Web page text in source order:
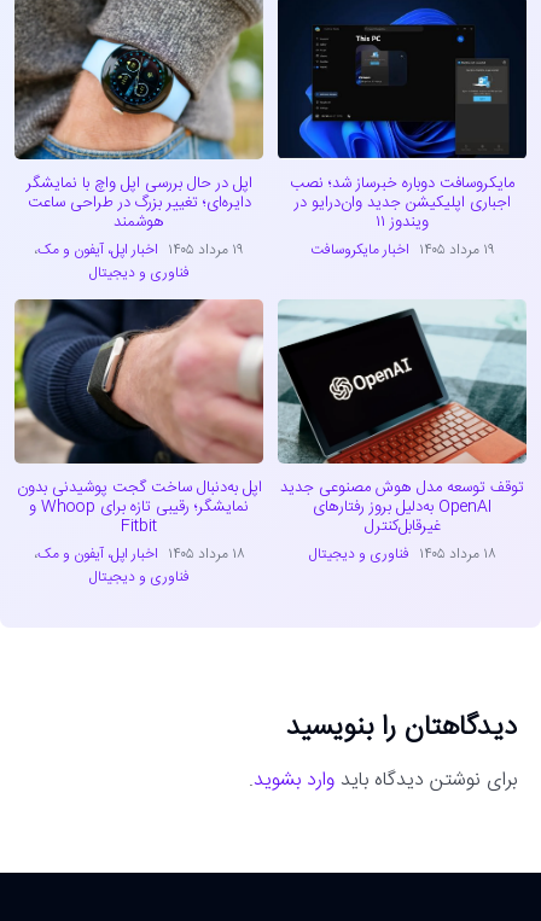
مایکروسافت دوباره خبرساز شد؛ نصب
اجباری اپلیکیشن جدید وان‌درایو در
ویندوز ۱۱
۱۹ مرداد ۱۴۰۵ اخبار مایکروسافت
اپل در حال بررسی اپل واچ با نمایشگر
دایره‌ای؛ تغییر بزرگ در طراحی ساعت
هوشمند
۱۹ مرداد ۱۴۰۵ اخبار اپل، آیفون و مک،
فناوری و دیجیتال
توقف توسعه مدل هوش مصنوعی جدید
OpenAI به‌دلیل بروز رفتارهای
غیرقابل‌کنترل
۱۸ مرداد ۱۴۰۵ فناوری و دیجیتال
اپل به‌دنبال ساخت گجت پوشیدنی بدون
نمایشگر؛ رقیبی تازه برای Whoop و
Fitbit
۱۸ مرداد ۱۴۰۵ اخبار اپل، آیفون و مک،
فناوری و دیجیتال
دیدگاهتان را بنویسید
برای نوشتن دیدگاه باید وارد بشوید.